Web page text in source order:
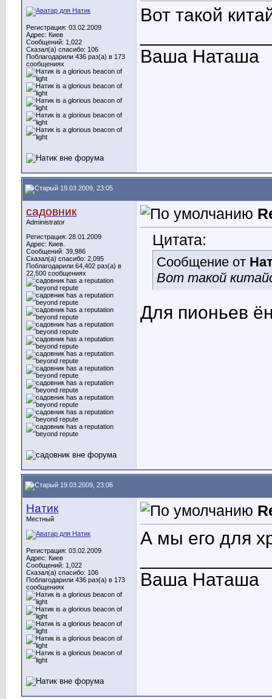
Регистрация: 03.02.2009
Адрес: Киев
Сообщений: 1,022
Сказал(а) спасибо: 106
Поблагодарили 436 раз(а) в 173
сообщениях
Вот такой
Ваша Наташа
19.03.2009, 23:05
садовник
Administrator
Регистрация: 28.01.2009
Адрес: Киев.
Сообщений: 39,986
Сказал(а) спасибо: 2,095
Поблагодарили 64,402 раз(а) в
22,500 сообщениях
Цитата:
Сообщение от
Вот такой
Для пионьев
19.03.2009, 23:06
Натик
Местный
Регистрация: 03.02.2009
Адрес: Киев
Сообщений: 1,022
Сказал(а) спасибо: 106
Поблагодарили 436 раз(а) в 173
сообщениях
А мы его для
Ваша Наташа